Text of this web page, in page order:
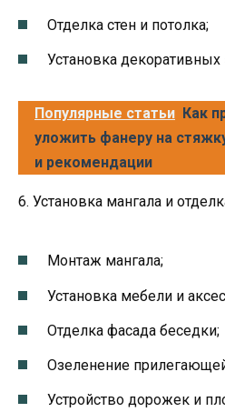
Отделка стен и потолка;
Установка
Популярные статьи Как
уложить фанеру на
и рекомендации
6. Установка мангала и
Монтаж мангала;
Установка мебели и
Отделка фасада беседки;
Озеленение
Устройство дорожек и